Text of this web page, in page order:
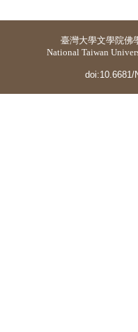
臺灣大學文學院佛
National Taiwan
doi:10.6681/